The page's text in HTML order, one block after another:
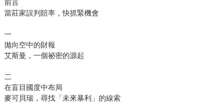
前言
當莊家誤判賠率，快抓緊機會
一
拋向空中的財報
艾斯曼，一個祕密的源起
二
在盲目國度中布局
麥可貝瑞，尋找「未來暴利」的線索